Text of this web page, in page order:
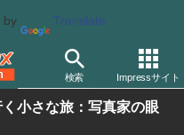
by Translate
検索 Impressサイト
キヤノン
小さな旅：写真家の眼